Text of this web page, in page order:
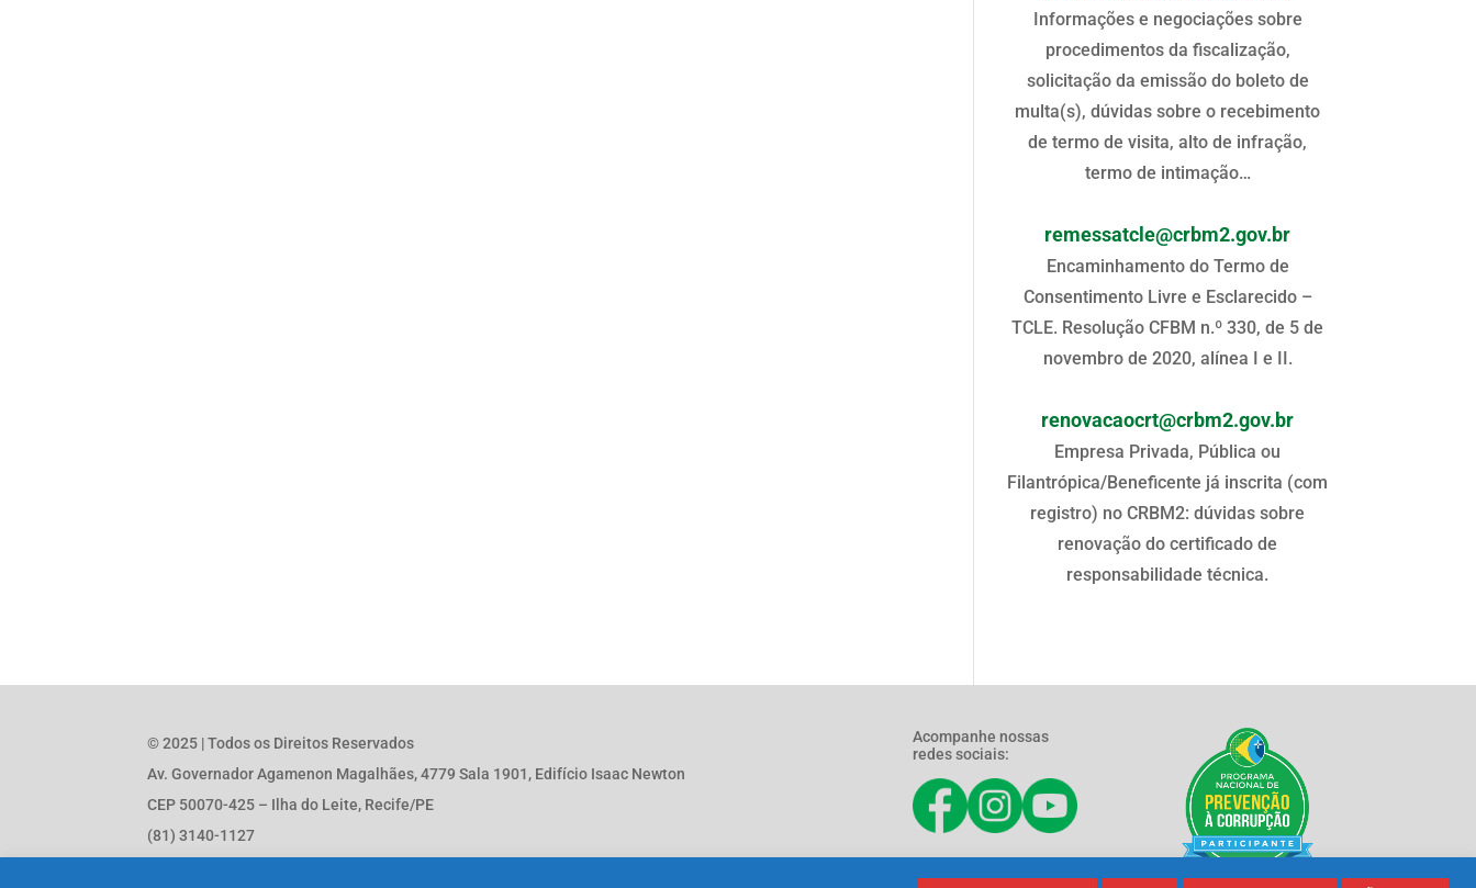
Informações e negociações sobre
procedimentos da fiscalização,
solicitação da emissão do boleto de
multa(s), dúvidas sobre o recebimento
de termo de visita, alto de infração,
termo de intimação…
remessatcle@crbm2.gov.br
Encaminhamento do Termo de
Consentimento Livre e Esclarecido –
TCLE. Resolução CFBM n.º 330, de 5 de
novembro de 2020, alínea I e II.
renovacaocrt@crbm2.gov.br
Empresa Privada, Pública ou
Filantrópica/Beneficente já inscrita (com
registro) no CRBM2: dúvidas sobre
renovação do certificado de
responsabilidade técnica.
© 2025 | Todos os Direitos Reservados
Av. Governador Agamenon Magalhães, 4779 Sala 1901, Edifício Isaac Newton
CEP 50070-425 – Ilha do Leite, Recife/PE
(81) 3140-1127
Acompanhe nossas
redes sociais: